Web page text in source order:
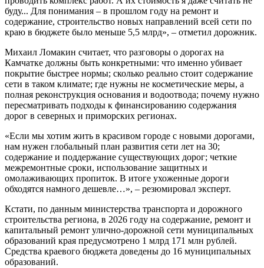
буду... Для понимания – в прошлом году на ремонт и
содержание, строительство новых направлений всей сети по
краю в бюджете было меньше 5,5 млрд», – отметил дорожник.
Михаил Ломакин считает, что разговоры о дорогах на
Камчатке должны быть конкретными: что именно убивает
покрытие быстрее нормы; сколько реально стоит содержание
сети в таком климате; где нужны не косметические меры, а
полная реконструкция основания и водоотвода; почему нужно
пересматривать подходы к финансированию содержания
дорог в северных и приморских регионах.
«Если мы хотим жить в красивом городе с новыми дорогами,
нам нужен глобальный план развития сети лет на 30;
содержание и поддержание существующих дорог; четкие
межремонтные сроки, использование защитных и
омолаживающих пропиток. В итоге ухоженные дороги
обходятся намного дешевле…», – резюмировал эксперт.
Кстати, по данным министерства транспорта и дорожного
строительства региона, в 2026 году на содержание, ремонт и
капитальный ремонт улично-дорожной сети муниципальных
образований края предусмотрено 1 млрд 171 млн рублей.
Средства краевого бюджета доведены до 16 муниципальных
образований.